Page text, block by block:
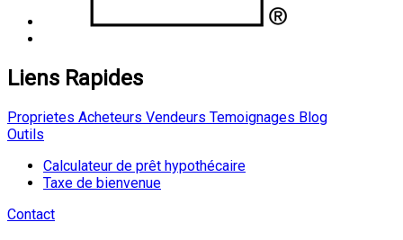
Liens Rapides
Proprietes Acheteurs Vendeurs Temoignages Blog
Outils
Calculateur de prêt hypothécaire
Taxe de bienvenue
Contact